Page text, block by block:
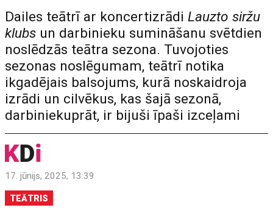
Dailes teātrī ar koncertizrādiLauzto siržu
klubs un darbinieku sumināšanu svētdien
noslēdzās teātra sezona. Tuvojoties
sezonas noslēgumam, teātrī notika
ikgadējais balsojums, kurā noskaidroja
izrādi un cilvēkus, kas šajā sezonā,
darbiniekuprāt, ir bijuši īpaši izceļami
17. jūnijs, 2025, 13:39
TEĀTRIS